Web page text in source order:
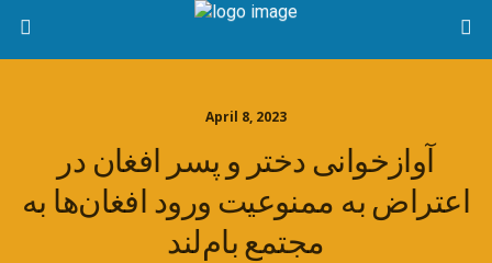
April 8, 2023
آوازخوانی دختر و پسر افغان در
اعتراض به ممنوعیت ورود افغان‌ها به
مجتمع بام‌لند